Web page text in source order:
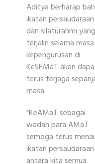
Aditya berharap
ikatan persaudaraan
dan silaturahmi yang
terjalin selama masa
kepengurusan di
KeSEMaT akan
terus terjaga
masa.
“KeAMaT sebagai
wadah para AMaT
semoga terus
ikatan
antara kita semua